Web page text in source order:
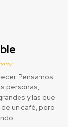
Pensamos
personas,
y las que
un café, pero